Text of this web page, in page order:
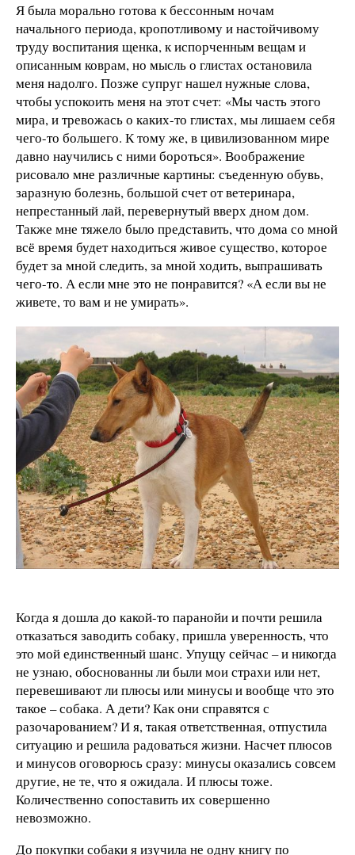
Я была морально готова к бессонным ночам
начального периода, кропотливому и настойчивому
труду воспитания щенка, к испорченным вещам и
описанным коврам, но мысль о глистах остановила
меня надолго. Позже супруг нашел нужные слова,
чтобы успокоить меня на этот счет: «Мы часть этого
мира, и тревожась о каких-то глистах, мы лишаем себя
чего-то большего. К тому же, в цивилизованном мире
давно научились с ними бороться». Воображение
рисовало мне различные картины: съеденную обувь,
заразную болезнь, большой счет от ветеринара,
непрестанный лай, перевернутый вверх дном дом.
Также мне тяжело было представить, что дома со мной
всё время будет находиться живое существо, которое
будет за мной следить, за мной ходить, выпрашивать
чего-то. А если мне это не понравится? «А если вы не
живете, то вам и не умирать».
Когда я дошла до какой-то паранойи и почти решила
отказаться заводить собаку, пришла уверенность, что
это мой единственный шанс. Упущу сейчас – и никогда
не узнаю, обоснованны ли были мои страхи или нет,
перевешивают ли плюсы или минусы и вообще что это
такое – собака. А дети? Как они справятся с
разочарованием? И я, такая ответственная, отпустила
ситуацию и решила радоваться жизни. Насчет плюсов
и минусов оговорюсь сразу: минусы оказались совсем
другие, не те, что я ожидала. И плюсы тоже.
Количественно сопоставить их совершенно
невозможно.
До покупки собаки я изучила не одну книгу по